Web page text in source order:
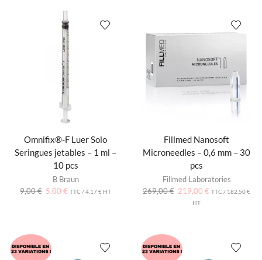
Omnifix®-F Luer Solo
Seringues jetables – 1 ml –
10 pcs
B Braun
9,00€ 5,00 € TTC /4,17€ HT
Fillmed Nanosoft
Microneedles – 0,6 mm – 30
pcs
Fillmed Laboratories
269,00€ 219,00 € TTC / 182,50€
HT